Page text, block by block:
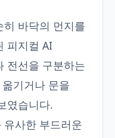
바닥의 먼지를
피지컬 AI
전선을 구분하는
기거나 문을
였습니다.
사한 부드러운